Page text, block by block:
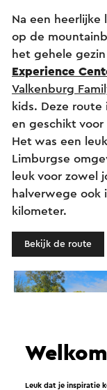
Na een heerlijke
op de
het gehele
Experience
Valkenburg
kids. Deze
en geschikt
Het was een
Limburgse
leuk voor zowel
halverwege ook
kilometer.
Bekijk de route
Welkom
Leuk dat je inspiratie